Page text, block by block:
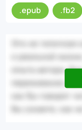
.epub .fb2